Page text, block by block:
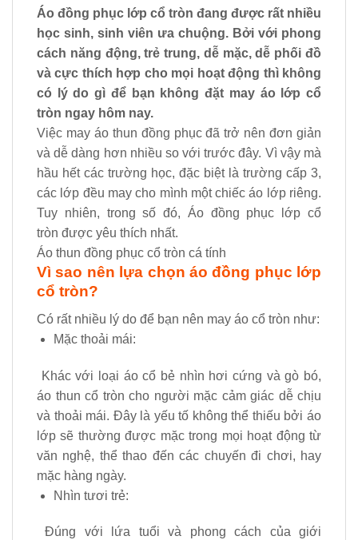
Áo đồng phục lớp cổ tròn đang được rất nhiều
học sinh, sinh viên ưa chuộng. Bởi với phong
cách năng động, trẻ trung, dễ mặc, dễ phối đồ
và cực thích hợp cho mọi hoạt động thì không
có lý do gì để bạn không đặt may áo lớp cổ
tròn ngay hôm nay.
Việc may áo thun đồng phục đã trở nên đơn giản
và dễ dàng hơn nhiều so với trước đây. Vì vậy mà
hầu hết các trường học, đặc biệt là trường cấp 3,
các lớp đều may cho mình một chiếc áo lớp riêng.
Tuy nhiên, trong số đó, Áo đồng phục lớp cổ
tròn được yêu thích nhất.
Áo thun đồng phục cổ tròn cá tính
Vì sao nên lựa chọn áo đồng phục lớp
cổ tròn?
Có rất nhiều lý do để bạn nên may áo cổ tròn như:
Mặc thoải mái:
Khác với loại áo cổ bẻ nhìn hơi cứng và gò bó,
áo thun cổ tròn cho người mặc cảm giác dễ chịu
và thoải mái. Đây là yếu tố không thể thiếu bởi áo
lớp sẽ thường được mặc trong mọi hoạt động từ
văn nghệ, thể thao đến các chuyến đi chơi, hay
mặc hàng ngày.
Nhìn tươi trẻ:
Đúng với lứa tuổi và phong cách của giới